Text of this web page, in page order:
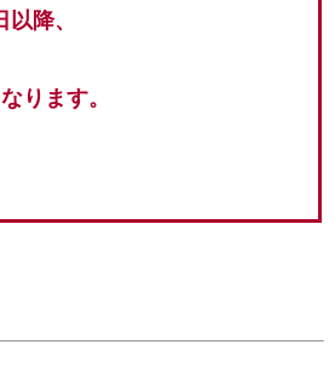
降、
ります。